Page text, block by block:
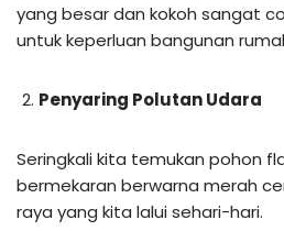
yang besar dan kokoh sangat
untuk keperluan bangunan
Penyaring Polutan Udara
Seringkali kita temukan pohon
bermekaran berwarna merah
raya yang kita lalui sehari-hari.